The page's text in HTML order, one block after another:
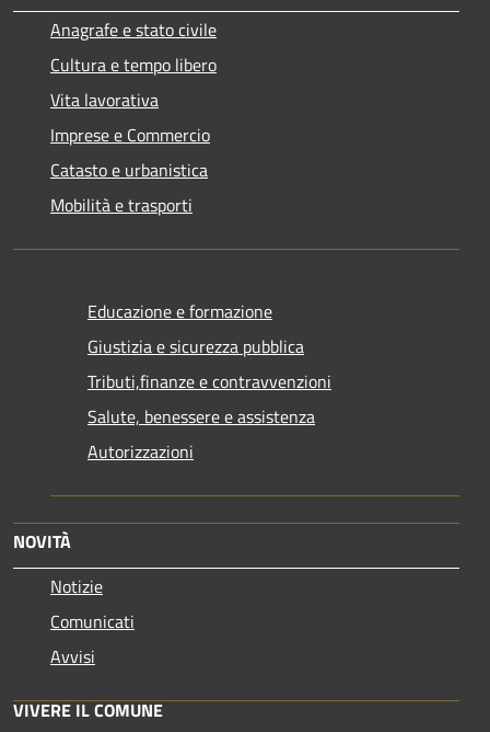
Anagrafe e stato civile
Cultura e tempo libero
Vita lavorativa
Imprese e Commercio
Catasto e urbanistica
Mobilità e trasporti
Educazione e formazione
Giustizia e sicurezza pubblica
Tributi,finanze e contravvenzioni
Salute, benessere e assistenza
Autorizzazioni
NOVITÀ
Notizie
Comunicati
Avvisi
VIVERE IL COMUNE